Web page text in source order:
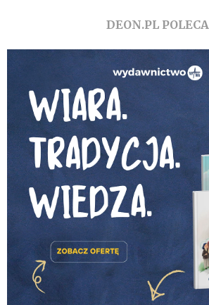
DEON.PL POLECA